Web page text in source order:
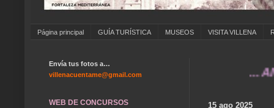
Página principal GUÍA TURÍSTICA MUSEOS VISITA VILLENA
...
15 ago 2025
Envía tus fotos a…
villenacuentame@gmail.com
WEB DE CONCURSOS